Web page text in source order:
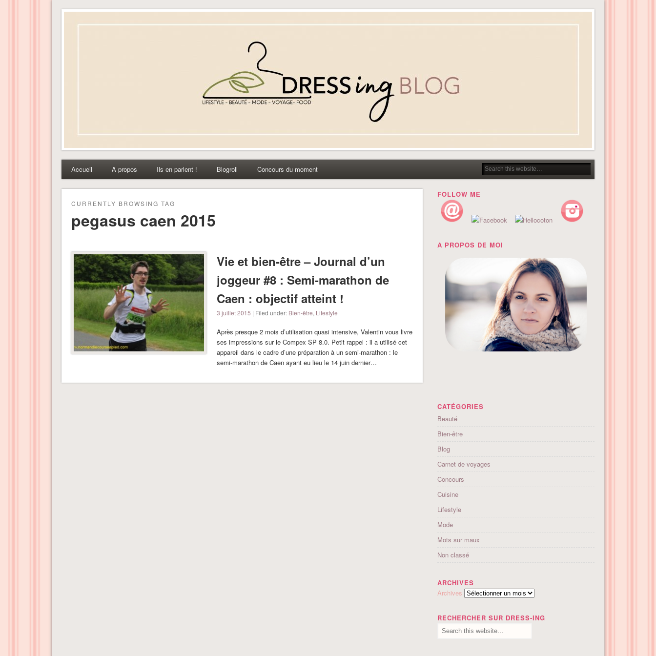
Dress-ing – Blog lifestyle beauté mode à Caen
Accueil A propos Ils en parlent ! Blogroll Concours du moment
CURRENTLY BROWSING TAG
pegasus caen 2015
Vie et bien-être – Journal d’un
joggeur #8 : Semi-marathon de
Caen : objectif atteint !
3 juillet 2015 | Filed under: Bien-être, Lifestyle
Après presque 2 mois d’utilisation quasi intensive, Valentin vous livre
ses impressions sur le Compex SP 8.0. Petit rappel : il a utilisé cet
appareil dans le cadre d’une préparation à un semi-marathon : le
semi-marathon de Caen ayant eu lieu le 14 juin dernier…
FOLLOW ME
A PROPOS DE MOI
CATÉGORIES
Beauté
Bien-être
Blog
Carnet de voyages
Concours
Cuisine
Lifestyle
Mode
Mots sur maux
Non classé
ARCHIVES
Archives
RECHERCHER SUR DRESS-ING